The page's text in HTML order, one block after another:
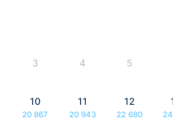
3 4 5
10
20 867
11
20 943
12
22 680